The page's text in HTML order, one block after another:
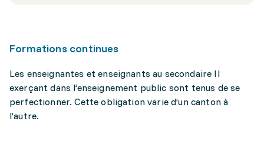
Formations continues
Les enseignantes et enseignants au secondaire II
exerçant dans l’enseignement public sont tenus de se
perfectionner. Cette obligation varie d’un canton à
l’autre.